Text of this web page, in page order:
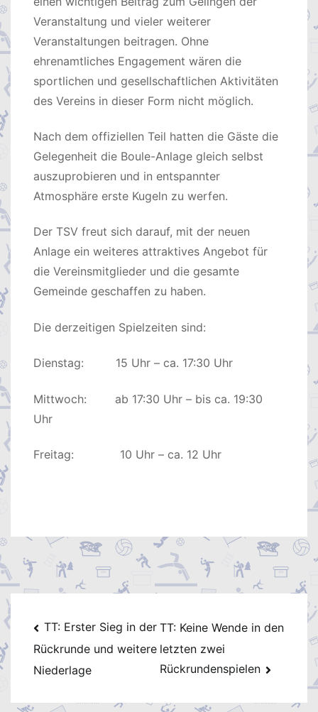
Veranstaltung und vieler weiterer
Veranstaltungen beitragen. Ohne
ehrenamtliches Engagement wären die
sportlichen und gesellschaftlichen Aktivitäten
des Vereins in dieser Form nicht möglich.
Nach dem offiziellen Teil hatten die Gäste die
Gelegenheit die Boule-Anlage gleich selbst
auszuprobieren und in entspannter
Atmosphäre erste Kugeln zu werfen.
Der TSV freut sich darauf, mit der neuen
Anlage ein weiteres attraktives Angebot für
die Vereinsmitglieder und die gesamte
Gemeinde geschaffen zu haben.
Die derzeitigen Spielzeiten sind:
Dienstag: 15 Uhr – ca. 17:30 Uhr
Mittwoch: ab 17:30 Uhr – bis ca. 19:30
Uhr
Freitag: 10 Uhr – ca. 12 Uhr
Beitragsnavigation
TT: Erster Sieg in der
Rückrunde und weitere
Niederlage
TT: Keine Wende in den
letzten zwei
Rückrundenspielen